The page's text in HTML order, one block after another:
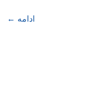
ادامه ←